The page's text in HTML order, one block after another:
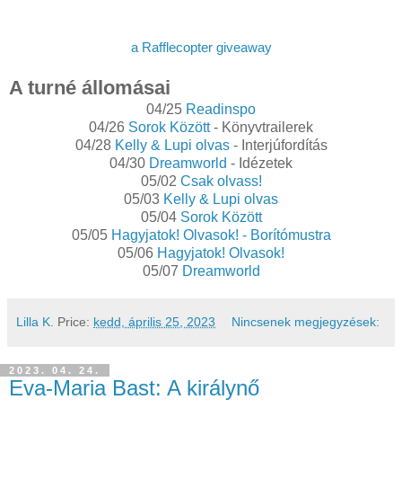
a Rafflecopter giveaway
A turné állomásai
04/25 Readinspo
04/26 Sorok Között- Könyvtrailerek
04/28 Kelly & Lupi olvas - Interjúfordítás
04/30 Dreamworld - Idézetek
05/02 Csak olvass!
05/03 Kelly & Lupi olvas
05/04 Sorok Között
05/05 Hagyjatok! Olvasok! - Borítómustra
05/06 Hagyjatok! Olvasok!
05/07 Dreamworld
Lilla K. Price: kedd, április 25, 2023 Nincsenek megjegyzések:
2023. 04. 24.
Eva-Maria Bast: A királynő